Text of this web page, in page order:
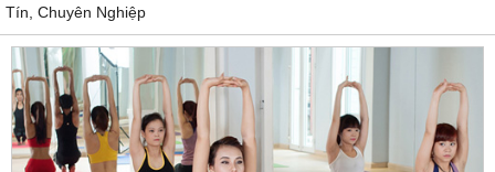
Tín, Chuyên Nghiệp